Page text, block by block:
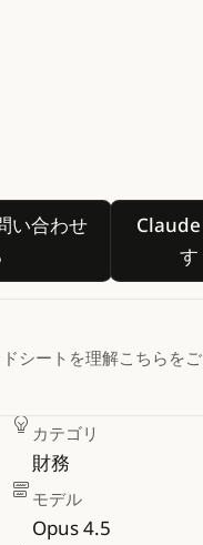
い合わせ
営業担当に問い合わせる
す
シートを理解し拡張する
こちらを
作成者
カテゴリ
財務
モデル
Opus 4.5